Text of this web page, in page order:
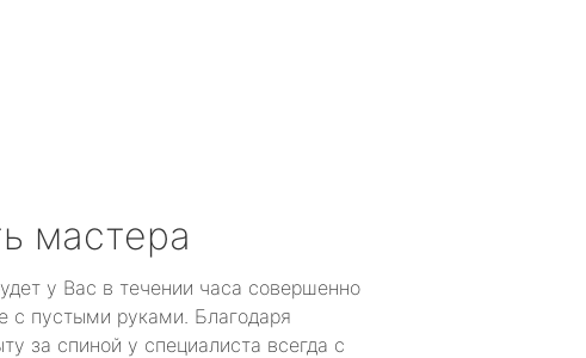
мастера
у Вас в течении часа совершенно
с пустыми руками. Благодаря
за спиной у специалиста всегда с